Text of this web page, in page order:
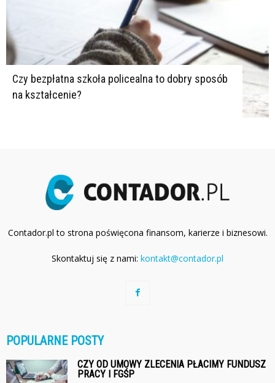
Czy bezpłatna szkoła policealna to dobry sposób
na kształcenie?
Contador.pl to strona poświęcona finansom, karierze i biznesowi.
Skontaktuj się z nami: kontakt@contador.pl
POPULARNE POSTY
CZY OD UMOWY ZLECENIA PŁACIMY FUNDUSZ
PRACY I FGŚP